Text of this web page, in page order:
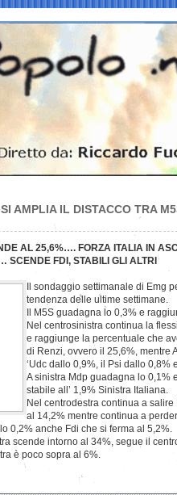
AMPLIA IL DISTACCO TRA
AL 25,6%…. FORZA ITALIA IN
FDI, STABILI GLI ALTRI
Il sondaggio settimanale di Emg
tendenza delle ultime settimane.
Il M5S guadagna lo 0,3% e
Nel centrosinistra continua la
e raggiunge la percentuale che
di Renzi, ovvero il 25,6%, mentre
‘Udc dallo 0,9%, il Psi dallo 0,8%
A sinistra Mdp guadagna lo 0,1%
stabile all’ 1,9% Sinistra Italiana.
Nel centrodestra continua a
al 14,2% mentre continua a
0,2% anche Fdi che si ferma al 5,2%.
scende intorno al 34%, segue il
è poco sopra al 6%.